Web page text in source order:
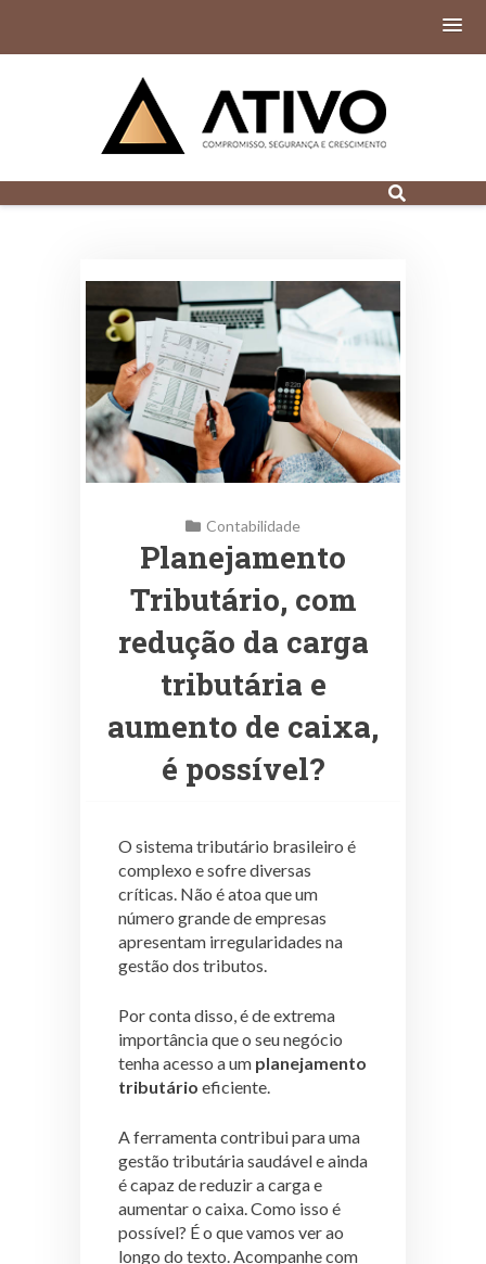
Contabilidade
Digital em Porto
Contabilidade
Planejamento
Tributário, com
redução da carga
tributária e
aumento de caixa,
é possível?
O sistema tributário brasileiro é
complexo e sofre diversas
críticas. Não é atoa que um
número grande de empresas
apresentam irregularidades na
gestão dos tributos.
Por conta disso, é de extrema
importância que o seu negócio
tenha acesso a um planejamento
tributário eficiente.
A ferramenta contribui para uma
gestão tributária saudável e ainda
é capaz de reduzir a carga e
aumentar o caixa. Como isso é
possível? É o que vamos ver ao
longo do texto. Acompanhe com